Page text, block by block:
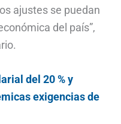
ajustes se puedan
del país”,
del 20 % y
exigencias de